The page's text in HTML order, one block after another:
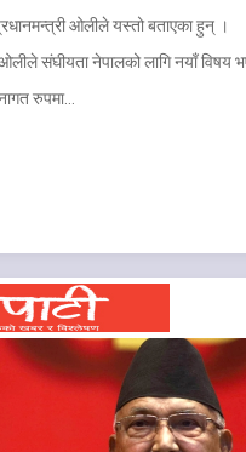
ओलीले यस्तो बताएका हुन् ।
संघीयता नेपालको लागि नयाँ विषय
रुपमा…